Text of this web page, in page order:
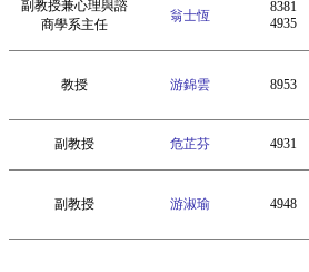
副教授兼心理與諮
商學系主任
翁士恆
8381
4935
教授 游錦雲 8953
副教授 危芷芬 4931
副教授 游淑瑜 4948